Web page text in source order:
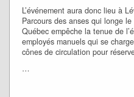
L’événement aura donc lieu à
Parcours des anses qui longe
Québec empêche la tenue de
employés manuels qui se
cônes de circulation pour
…